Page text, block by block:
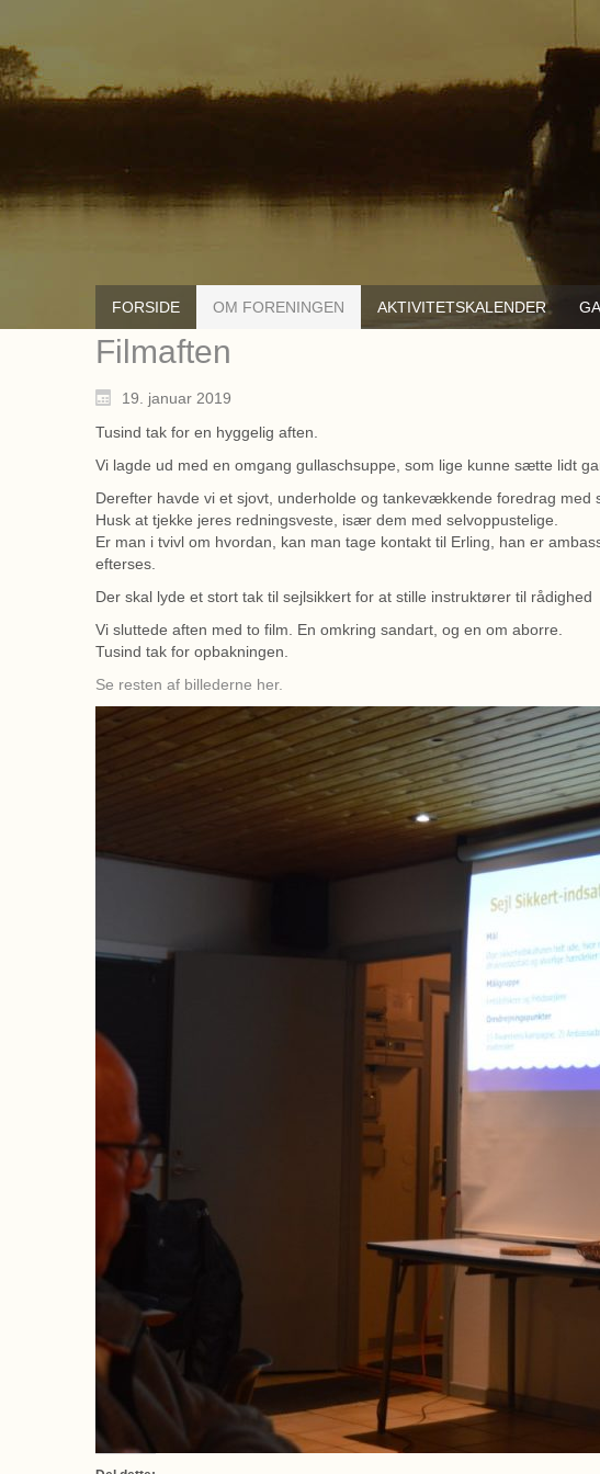
FORSIDE OM FORENINGEN AKTIVITETSKALENDER
Filmaften
19. januar 2019
Tusind tak for en hyggelig aften.
Vi lagde ud med en omgang gullaschsuppe, som lige kunne sætte lidt
Derefter havde vi et sjovt, underholde og tankevækkende foredrag med
Husk at tjekke jeres redningsveste, især dem med selvoppustelige.
Er man i tvivl om hvordan, kan man tage kontakt til Erling, han er
efterses.
Der skal lyde et stort tak til sejlsikkert for at stille instruktører til rådighed
Vi sluttede aften med to film. En omkring sandart, og en om aborre.
Tusind tak for opbakningen.
Se resten af billederne her.